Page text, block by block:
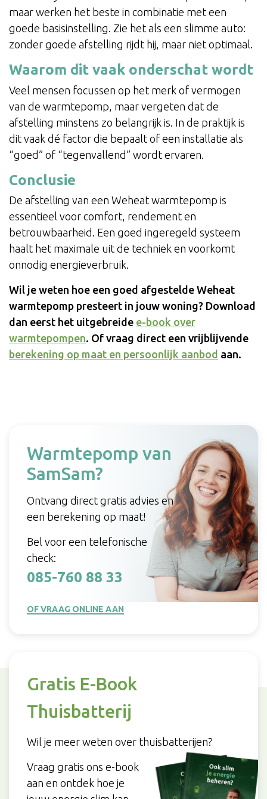
maar werken het beste in combinatie met een
goede basisinstelling. Zie het als een slimme auto:
zonder goede afstelling rijdt hij, maar niet optimaal.
Waarom dit vaak onderschat wordt
Veel mensen focussen op het merk of vermogen
van de warmtepomp, maar vergeten dat de
afstelling minstens zo belangrijk is. In de praktijk is
dit vaak dé factor die bepaalt of een installatie als
“goed” of “tegenvallend” wordt ervaren.
Conclusie
De afstelling van een Weheat warmtepomp is
essentieel voor comfort, rendement en
betrouwbaarheid. Een goed ingeregeld systeem
haalt het maximale uit de techniek en voorkomt
onnodig energieverbruik.
Wil je weten hoe een goed afgestelde Weheat
warmtepomp presteert in jouw woning? Download
dan eerst het uitgebreide e-book over
warmtepompen. Of vraag direct een vrijblijvende
berekening op maat en persoonlijk aanbod aan.
Warmtepomp van
SamSam?
Ontvang direct gratis advies en
een berekening op maat!
Bel voor een telefonische
check:
085-760 88 33
OF VRAAG ONLINE AAN
Gratis E-Book
Thuisbatterij
Wil je meer weten over thuisbatterijen?
Vraag gratis ons e-book
aan en ontdek hoe je